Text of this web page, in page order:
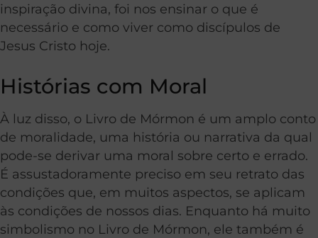
inspiração divina, foi nos ensinar o que é
necessário e como viver como discípulos de
Jesus Cristo hoje.
Histórias com Moral
À luz disso, o Livro de Mórmon é um amplo conto
de moralidade, uma história ou narrativa da qual
pode-se derivar uma moral sobre certo e errado.
É assustadoramente preciso em seu retrato das
condições que, em muitos aspectos, se aplicam
às condições de nossos dias. Enquanto há muito
simbolismo no Livro de Mórmon, ele também é